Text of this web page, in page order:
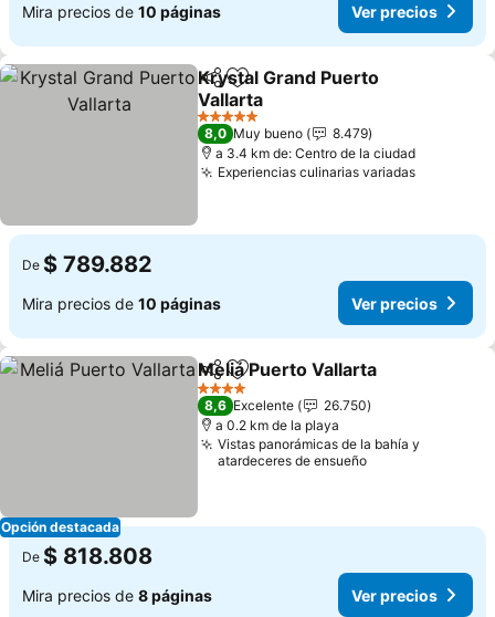
Mira precios de 10 páginas Ver precios
CompartirAgregar a favoritos
Krystal Grand Puerto
Vallarta
Ver precios
5 Estrellas
8,0 Muy bueno
8.479
a 3.4 km de: Centro de la ciudad
Experiencias culinarias variadasVer
De $ 789.882
Mira precios de 10 páginas Ver precios
Opción destacada
CompartirAgregar a favoritos
Meliá Puerto Vallarta
4 Estrellas
8,6 Excelente
26.750
a 0.2 km de la playa
Vistas panorámicas de la bahía y
atardeceres de ensueño
De $ 818.808
Mira precios de 8 páginas Ver precios